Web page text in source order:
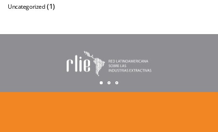
Uncategorized (1)